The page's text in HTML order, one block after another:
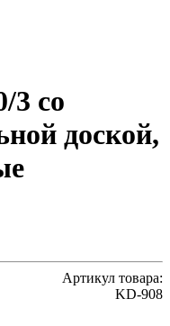
3 со
доской,
Артикул товара:
KD-908